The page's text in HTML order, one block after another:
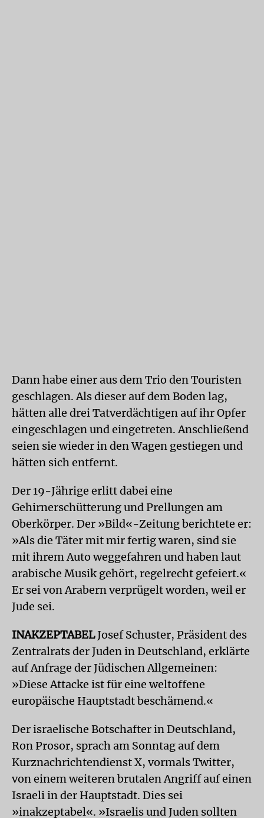
Dann habe einer aus dem Trio den Touristen
geschlagen. Als dieser auf dem Boden lag,
hätten alle drei Tatverdächtigen auf ihr Opfer
eingeschlagen und eingetreten. Anschließend
seien sie wieder in den Wagen gestiegen und
hätten sich entfernt.
Der 19-Jährige erlitt dabei eine
Gehirnerschütterung und Prellungen am
Oberkörper. Der »Bild«-Zeitung berichtete er:
»Als die Täter mit mir fertig waren, sind sie
mit ihrem Auto weggefahren und haben laut
arabische Musik gehört, regelrecht gefeiert.«
Er sei von Arabern verprügelt worden, weil er
Jude sei.
INAKZEPTABELJosef Schuster, Präsident des
Zentralrats der Juden in Deutschland, erklärte
auf Anfrage der Jüdischen Allgemeinen:
»Diese Attacke ist für eine weltoffene
europäische Hauptstadt beschämend.«
Der israelische Botschafter in Deutschland,
Ron Prosor, sprach am Sonntag auf dem
Kurznachrichtendienst X, vormals Twitter,
von einem weiteren brutalen Angriff auf einen
Israeli in der Hauptstadt. Dies sei
»inakzeptabel«. »Israelis und Juden sollten